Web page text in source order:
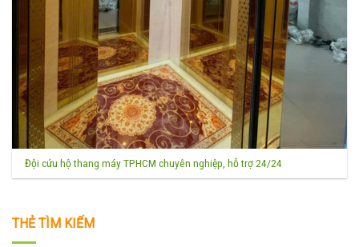
Đội cứu hộ thang máy TPHCM chuyên nghiệp, hỗ trợ 24/24
THẺ TÌM KIẾM